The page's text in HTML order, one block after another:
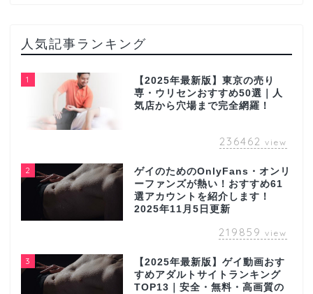
人気記事ランキング
1
【2025年最新版】東京の売り
専・ウリセンおすすめ50選｜人
気店から穴場まで完全網羅！
236462 view
2
ゲイのためのOnlyFans・オンリ
ーファンズが熱い！おすすめ61
選アカウントを紹介します！
2025年11月5日更新
219859 view
3
【2025年最新版】ゲイ動画おす
すめアダルトサイトランキング
TOP13｜安全・無料・高画質の